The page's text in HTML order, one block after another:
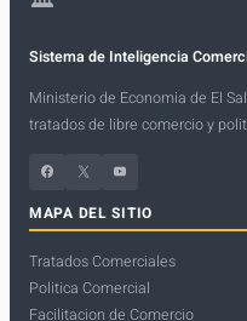
Sistema de Inteligencia
Ministerio de Economia de El
tratados de libre comercio y
Facebook X
YouTube
MAPA DEL SITIO
Tratados Comerciales
Politica Comercial
Facilitacion de Comercio